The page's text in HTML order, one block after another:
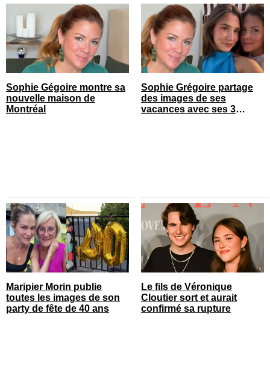
Sophie Gégoire montre sa
nouvelle maison de
Montréal
Sophie Grégoire partage
des images de ses
vacances avec ses 3
Maripier Morin publie
toutes les images de son
party de fête de 40 ans
Le fils de Véronique
Cloutier sort et aurait
confirmé sa rupture